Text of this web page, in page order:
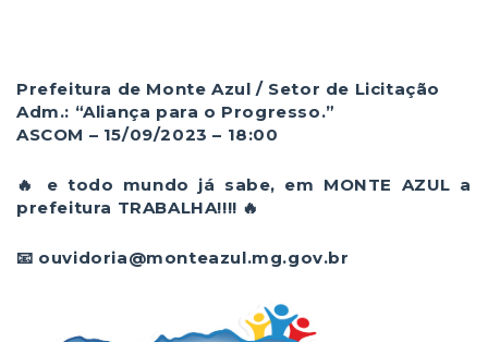
Prefeitura de Monte Azul / Setor de Licitação
Adm.: “Aliança para o Progresso.”
ASCOM – 15/09/2023 – 18:00
🔥 e todo mundo já sabe, em MONTE AZUL a
prefeitura TRABALHA!!!! 🔥
📧 ouvidoria@monteazul.mg.gov.br